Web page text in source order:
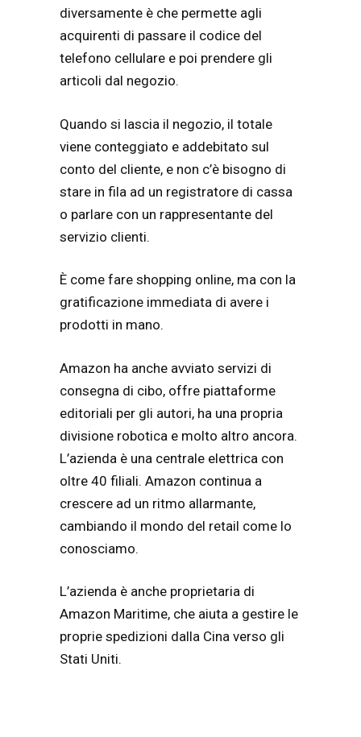
diversamente è che permette agli
acquirenti di passare il codice del
telefono cellulare e poi prendere gli
articoli dal negozio.
Quando si lascia il negozio, il totale
viene conteggiato e addebitato sul
conto del cliente, e non c’è bisogno di
stare in fila ad un registratore di cassa
o parlare con un rappresentante del
servizio clienti.
È come fare shopping online, ma con la
gratificazione immediata di avere i
prodotti in mano.
Amazon ha anche avviato servizi di
consegna di cibo, offre piattaforme
editoriali per gli autori, ha una propria
divisione robotica e molto altro ancora.
L’azienda è una centrale elettrica con
oltre 40 filiali. Amazon continua a
crescere ad un ritmo allarmante,
cambiando il mondo del retail come lo
conosciamo.
L’azienda è anche proprietaria di
Amazon Maritime, che aiuta a gestire le
proprie spedizioni dalla Cina verso gli
Stati Uniti.